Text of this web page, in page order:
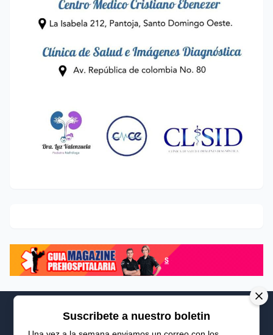
Suscribete a nuestro boletin